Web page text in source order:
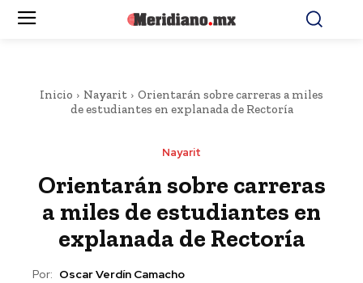
Inicio Nayarit
Orientarán sobre carreras a miles
de estudiantes en explanada de Rectoría
Nayarit
Orientarán sobre carreras
a miles de estudiantes en
explanada de Rectoría
Por: Oscar Verdín Camacho